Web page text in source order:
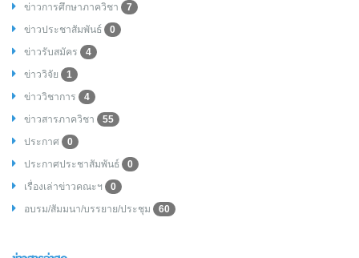
ข่าวการศึกษาภาควิชา
7
ข่าวประชาสัมพันธ์
0
ข่าวรับสมัคร
4
ข่าววิจัย
1
ข่าววิชาการ
4
ข่าวสารภาควิชา
55
ประกาศ
0
ประกาศประชาสัมพันธ์
0
เรื่องเล่าข่าวคณะฯ
0
อบรม/สัมมนา/บรรยาย/ประชุม
60